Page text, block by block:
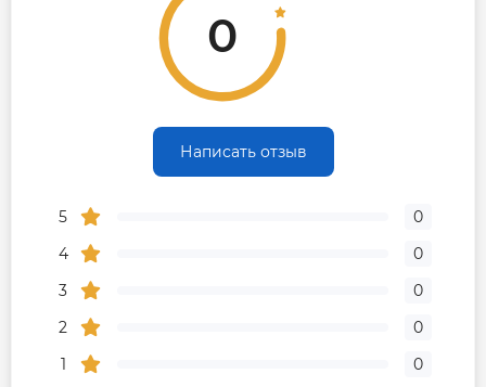
Гарантия
Контакты сервисного
0-800-301-755; +38 (067)
0
Написать отзыв
5
0
4
0
3
0
2
0
1
0